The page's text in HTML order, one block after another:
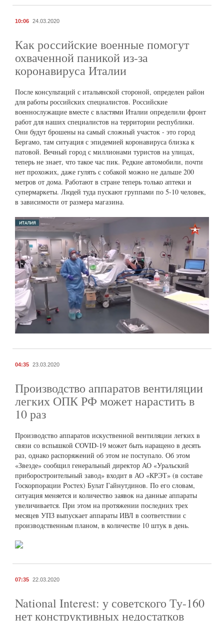
10:06 24.03.2020
Как российские военные помогут
охваченной паникой из-за
коронавируса Италии
После консультаций с итальянской стороной, определен район
для работы российских специалистов. Российские
военнослужащие вместе с властями Италии определили фронт
работ для наших специалистов на территории республики.
Они будут брошены на самый сложный участок - это город
Бергамо, там ситуация с эпидемией коронавируса близка к
патовой. Вечный город с миллионами туристов на улицах,
теперь не знает, что такое час пик. Редкие автомобили, почти
нет прохожих, даже гулять с собакой можно не дальше 200
метров от дома. Работают в стране теперь только аптеки и
супермаркеты. Людей туда пускают группами по 5-10 человек,
в зависимости от размера магазина.
04:35 23.03.2020
Производство аппаратов вентиляции
легких ОПК РФ может нарастить в
10 раз
Производство аппаратов искуственной вентиляции легких в
связи со вспышкой COVID-19 может быть наращено в десять
раз, однако распоряжений об этом не поступало. Об этом
«Звезде» сообщил генеральный директор АО «Уральский
приборостроительный завод» входит в АО «КРЭТ» (в составе
Госкорпорации Ростех) Булат Гайнутдинов. По его словам,
ситуация меняется и количество заявок на данные аппараты
увеличивается. При этом на протяжении последних трех
месяцев УПЗ выпускает аппараты ИВЛ в соответствии с
производственным планом, в количестве 10 штук в день.
07:35 22.03.2020
National Interest: у советского Ту-160
нет конструктивных недостатков